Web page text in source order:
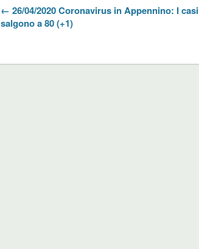
← 26/04/2020 Coronavirus in Appennino: I casi
salgono a 80 (+1)